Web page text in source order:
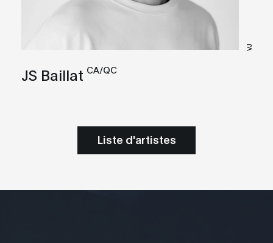
VJ
JS Baillat CA/QC
Liste d'artistes